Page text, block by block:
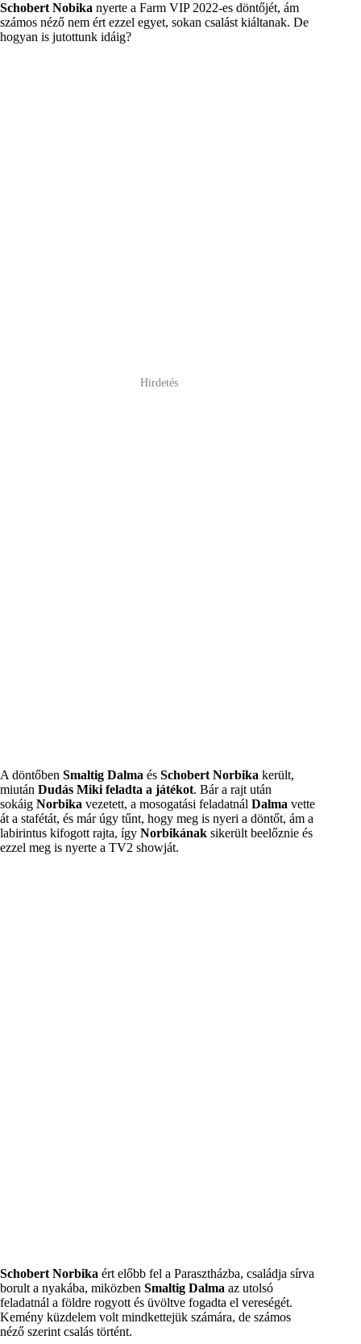
Schobert Nobika nyerte a Farm VIP 2022-es döntőjét, ám
számos néző nem ért ezzel egyet, sokan csalást kiáltanak. De
hogyan is jutottunk idáig?
Hirdetés
A döntőben Smaltig Dalma és Schobert Norbika került,
miután Dudás Miki feladta a játékot. Bár a rajt után
sokáig Norbika vezetett, a mosogatási feladatnál Dalma vette
át a stafétát, és már úgy tűnt, hogy meg is nyeri a döntőt, ám a
labirintus kifogott rajta, így Norbikának sikerült beelőznie és
ezzel meg is nyerte a TV2 showját.
Schobert Norbika ért előbb fel a Parasztházba, családja sírva
borult a nyakába, miközben Smaltig Dalma az utolsó
feladatnál a földre rogyott és üvöltve fogadta el vereségét.
Kemény küzdelem volt mindkettejük számára, de számos
néző szerint csalás történt.